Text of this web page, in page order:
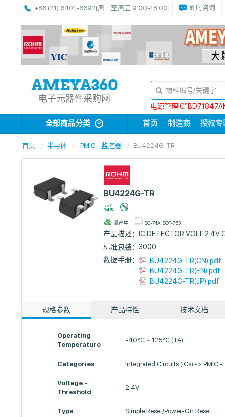
+86 (21) 6401-6692[周一至周五 9:00-18:00] 即时咨询
电子元器件采购网
电源管理
全部商品分类 首页 制造商 授权专
首页 半导体 PMIC - 监控器 BU4224G-TR
BU4224G-TR
量产中 SC-74A, SOT-753
产品描述：
IC DETECTOR VOLT 2.4V
标准包装：3000
数据手册：
BU4224G-TR(CN).pdf
BU4224G-TR(EN).pdf
BU4224G-TR(JP).pdf
规格参数 产品特性 技术文档
Operating
Temperature
-40°C ~ 125°C (TA)
Categories Integrated Circuits (ICs) -> PMIC -
Voltage -
Threshold
2.4V
Type Simple Reset/Power-On Reset